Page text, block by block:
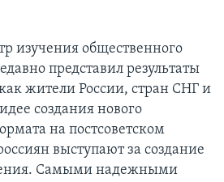
изучения общественного
представил результаты
жители России, стран СНГ и
создания нового
на постсоветском
выступают за создание
Самыми надежными